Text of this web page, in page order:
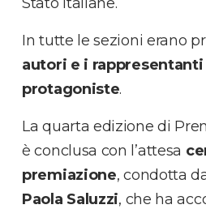
In tutte le sezioni erano
autori e i
protagoniste.
La quarta edizione di
è conclusa con l’attesa
premiazione, condotta
Paola Saluzzi, che ha